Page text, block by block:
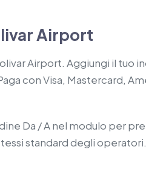
Airport
Airport. Aggiungi il tuo
con Visa, Mastercard,
Da / A nel modulo per
standard degli operatori.